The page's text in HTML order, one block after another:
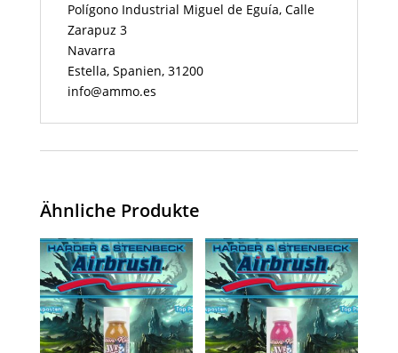
Polígono Industrial Miguel de Eguía, Calle
Zarapuz 3
Navarra
Estella, Spanien, 31200
info@ammo.es
Ähnliche Produkte